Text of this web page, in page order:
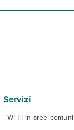
Servizi
Wi-Fi in aree comuni